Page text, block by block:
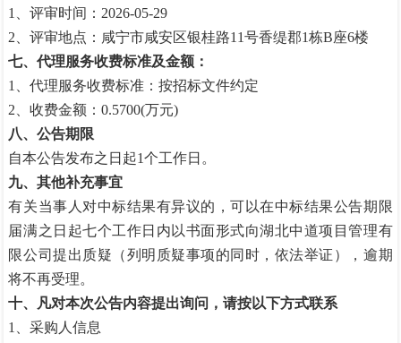
1、评审时间：2026-05-29
2、评审地点：咸宁市咸安区银桂路11号香缇郡1栋B座6楼
七、代理服务收费标准及金额：
1、代理服务收费标准：按招标文件约定
2、收费金额：0.5700(万元)
八、公告期限
自本公告发布之日起1个工作日。
九、其他补充事宜
有关当事人对中标结果有异议的，可以在中标结果公告期限
届满之日起七个工作日内以书面形式向湖北中道项目管理有
限公司提出质疑（列明质疑事项的同时，依法举证），逾期
将不再受理。
十、凡对本次公告内容提出询问，请按以下方式联系
1、采购人信息